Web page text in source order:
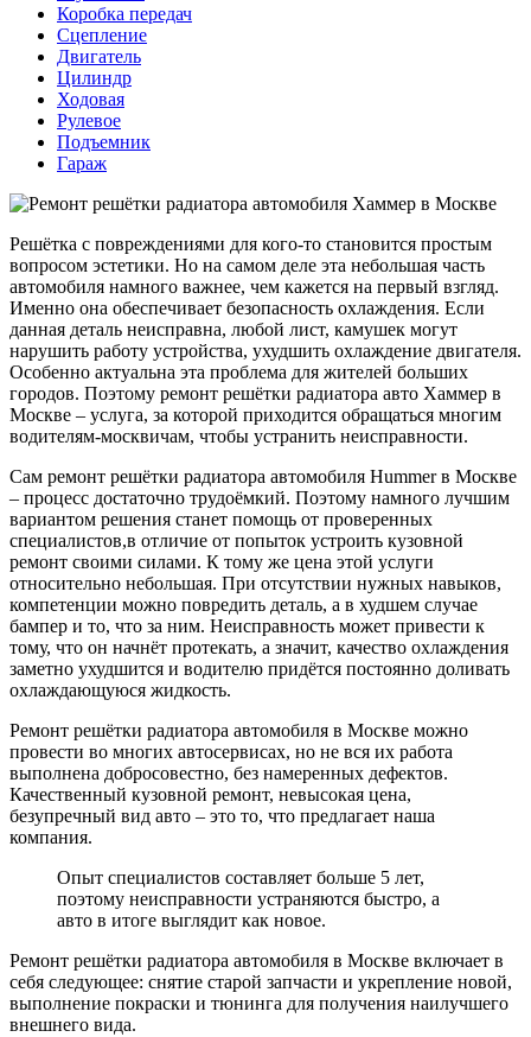
Коробка передач
Сцепление
Двигатель
Цилиндр
Ходовая
Рулевое
Подъемник
Гараж
Решётка с повреждениями для кого-то становится простым
вопросом эстетики. Но на самом деле эта небольшая часть
автомобиля намного важнее, чем кажется на первый взгляд.
Именно она обеспечивает безопасность охлаждения. Если
данная деталь неисправна, любой лист, камушек могут
нарушить работу устройства, ухудшить охлаждение двигателя.
Особенно актуальна эта проблема для жителей больших
городов. Поэтому ремонт решётки радиатора авто Хаммер в
Москве – услуга, за которой приходится обращаться многим
водителям-москвичам, чтобы устранить неисправности.
Сам ремонт решётки радиатора автомобиля Hummer в Москве
– процесс достаточно трудоёмкий. Поэтому намного лучшим
вариантом решения станет помощь от проверенных
специалистов,в отличие от попыток устроить кузовной
ремонт своими силами. К тому же цена этой услуги
относительно небольшая. При отсутствии нужных навыков,
компетенции можно повредить деталь, а в худшем случае
бампер и то, что за ним. Неисправность может привести к
тому, что он начнёт протекать, а значит, качество охлаждения
заметно ухудшится и водителю придётся постоянно доливать
охлаждающуюся жидкость.
Ремонт решётки радиатора автомобиля в Москве можно
провести во многих автосервисах, но не вся их работа
выполнена добросовестно, без намеренных дефектов.
Качественный кузовной ремонт, невысокая цена,
безупречный вид авто – это то, что предлагает наша
компания.
Опыт специалистов составляет больше 5 лет,
поэтому неисправности устраняются быстро, а
авто в итоге выглядит как новое.
Ремонт решётки радиатора автомобиля в Москве включает в
себя следующее: снятие старой запчасти и укрепление новой,
выполнение покраски и тюнинга для получения наилучшего
внешнего вида.